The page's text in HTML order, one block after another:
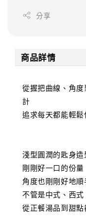
分享
商品詳情
從握把曲線、角
計
追求每天都能輕
淺型圓潤的匙身造
剛剛好一口的份量
角度也剛剛好地順
不管是中式、西
從正餐湯品到甜